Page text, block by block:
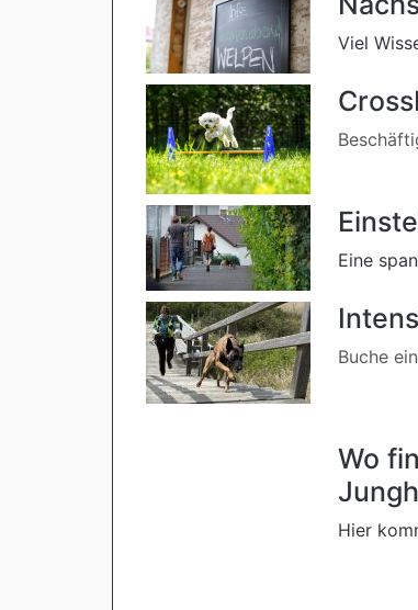
Viel
Eine
Buche
Wo
Hier